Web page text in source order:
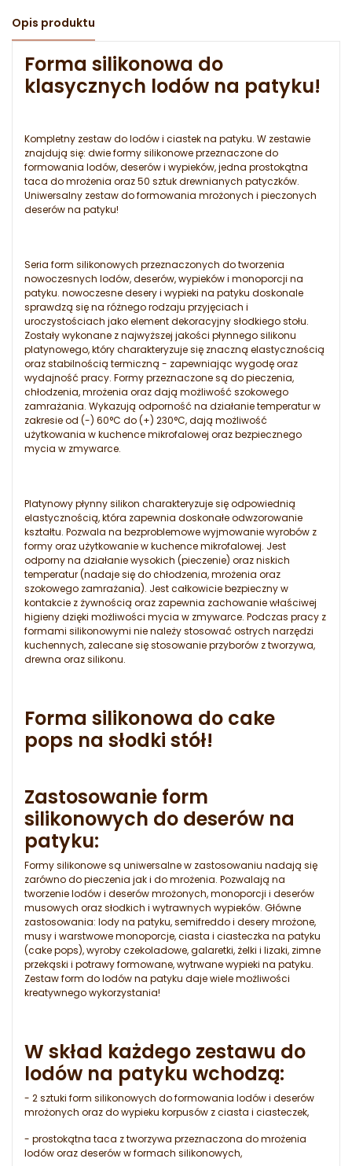
Opis produktu
Forma silikonowa do
klasycznych lodów na patyku!
Kompletny zestaw do lodów i ciastek na patyku. W zestawie
znajdują się: dwie formy silikonowe przeznaczone do
formowania lodów, deserów i wypieków, jedna prostokątna
taca do mrożenia oraz 50 sztuk drewnianych patyczków.
Uniwersalny zestaw do formowania mrożonych i pieczonych
deserów na patyku!
Seria form silikonowych przeznaczonych do tworzenia
nowoczesnych lodów, deserów, wypieków i monoporcji na
patyku. nowoczesne desery i wypieki na patyku doskonale
sprawdzą się na różnego rodzaju przyjęciach i
uroczystościach jako element dekoracyjny słodkiego stołu.
Zostały wykonane z najwyższej jakości płynnego silikonu
platynowego, który charakteryzuje się znaczną elastycznością
oraz stabilnością termiczną - zapewniając wygodę oraz
wydajność pracy. Formy przeznaczone są do pieczenia,
chłodzenia, mrożenia oraz dają możliwość szokowego
zamrażania. Wykazują odporność na działanie temperatur w
zakresie od (-) 60°C do (+) 230°C, dają możliwość
użytkowania w kuchence mikrofalowej oraz bezpiecznego
mycia w zmywarce.
Platynowy płynny silikon charakteryzuje się odpowiednią
elastycznością, która zapewnia doskonałe odwzorowanie
kształtu. Pozwala na bezproblemowe wyjmowanie wyrobów z
formy oraz użytkowanie w kuchence mikrofalowej. Jest
odporny na działanie wysokich (pieczenie) oraz niskich
temperatur (nadaje się do chłodzenia, mrożenia oraz
szokowego zamrażania). Jest całkowicie bezpieczny w
kontakcie z żywnością oraz zapewnia zachowanie właściwej
higieny dzięki możliwości mycia w zmywarce. Podczas pracy z
formami silikonowymi nie należy stosować ostrych narzędzi
kuchennych, zalecane się stosowanie przyborów z tworzywa,
drewna oraz silikonu.
Forma silikonowa do cake
pops na słodki stół!
Zastosowanie form
silikonowych do deserów na
patyku:
Formy silikonowe są uniwersalne w zastosowaniu nadają się
zarówno do pieczenia jak i do mrożenia. Pozwalają na
tworzenie lodów i deserów mrożonych, monoporcji i deserów
musowych oraz słodkich i wytrawnych wypieków. Główne
zastosowania: lody na patyku, semifreddo i desery mrożone,
musy i warstwowe monoporcje, ciasta i ciasteczka na patyku
(cake pops), wyroby czekoladowe, galaretki, żelki i lizaki, zimne
przekąski i potrawy formowane, wytrwane wypieki na patyku.
Zestaw form do lodów na patyku daje wiele możliwości
kreatywnego wykorzystania!
W skład każdego zestawu do
lodów na patyku wchodzą:
- 2 sztuki form silikonowych do formowania lodów i deserów
mrożonych oraz do wypieku korpusów z ciasta i ciasteczek,
- prostokątna taca z tworzywa przeznaczona do mrożenia
lodów oraz deserów w formach silikonowych,